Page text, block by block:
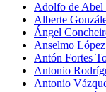
Adolfo de Abel
Alberte
Ángel
Anselmo
Antón Fortes
Antonio
Antonio